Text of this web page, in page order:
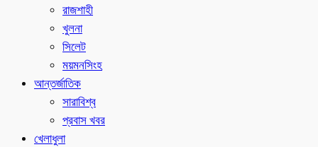
রাজশাহী
খুলনা
সিলেট
ময়মনসিংহ
আন্তর্জাতিক
সারাবিশ্ব
প্রবাস খবর
খেলাধুলা